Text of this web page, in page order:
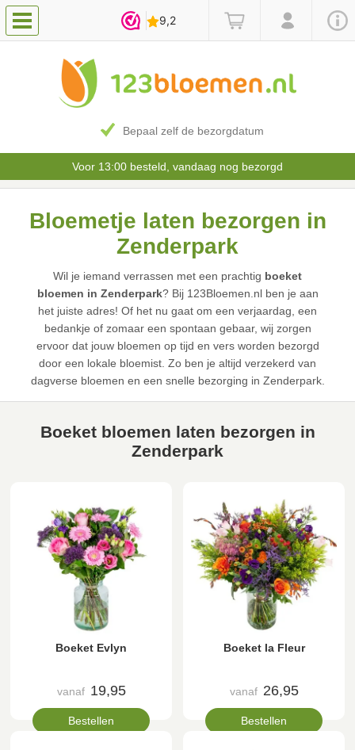
Bepaal zelf de bezorgdatum
Voor 13:00 besteld, vandaag nog bezorgd
Bloemetje laten bezorgen in
Zenderpark
Wil je iemand verrassen met een prachtig boeket
bloemen in Zenderpark? Bij 123Bloemen.nl ben je aan
het juiste adres! Of het nu gaat om een verjaardag, een
bedankje of zomaar een spontaan gebaar, wij zorgen
ervoor dat jouw bloemen op tijd en vers worden bezorgd
door een lokale bloemist. Zo ben je altijd verzekerd van
dagverse bloemen en een snelle bezorging in Zenderpark.
Boeket bloemen laten bezorgen in
Zenderpark
Boeket Evlyn
vanaf 19,95
Bestellen
Boeket la Fleur
vanaf 26,95
Bestellen